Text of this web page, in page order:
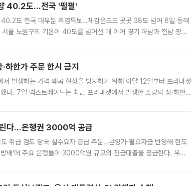
40.2도…전국 '펄펄'
도 전국 대부분 폭염특보…체감온도도 곳곳 38도 넘어 8일 동해
울 노원구의 기온이 40도를 넘어선 데 이어 경기 하남과 전남 광양
하한가 주문 한시 금지
발생하는 가격 왜곡 현상을 방지하기 위해 이달 12일부터 프리마켓
다. 7일 넥스트레이드는 최근 프리마켓에서 발생한 소량의 상·하한
다…은행권 3000억 공급
취급 검토 당국 실수요자 공급 주문…분양가·필요자금 반영해 한도
배’에 주요 은행들이 3000억원 규모의 잔금대출을 공급한다. 우리